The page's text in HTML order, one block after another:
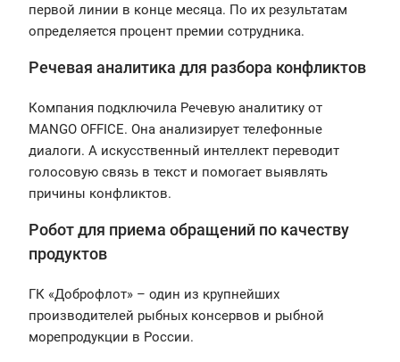
первой линии в конце месяца. По их результатам
определяется процент премии сотрудника.
Речевая аналитика для разбора конфликтов
Компания подключила Речевую аналитику от
MANGO OFFICE. Она анализирует телефонные
диалоги. А искусственный интеллект переводит
голосовую связь в текст и помогает выявлять
причины конфликтов.
Робот для приема обращений по качеству
продуктов
ГК «Доброфлот» – один из крупнейших
производителей рыбных консервов и рыбной
морепродукции в России.